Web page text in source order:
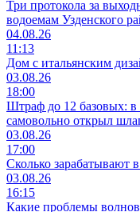
Три протокола за
водоемам Узденского
04.08.26
11:13
Дом с итальянским
03.08.26
18:00
Штраф до 12 базовых:
самовольно открыл
03.08.26
17:00
Сколько зарабатывают
03.08.26
16:15
Какие проблемы